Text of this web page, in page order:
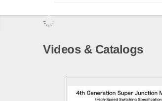
Videos & Catalogs